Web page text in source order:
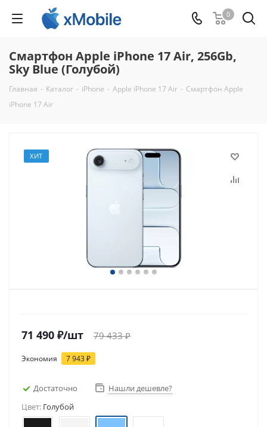
0
Смартфон Apple iPhone 17 Air, 256Gb,
Sky Blue (Голубой)
Главная - Каталог - iPhone - Apple iPhone 17 Air - Смартфон Apple
iPhone 17 Air
ХИТ
71 490 ₽/шт 79 433₽
Экономия 7 943₽
Достаточно
Нашли дешевле?
Цвет: Голубой